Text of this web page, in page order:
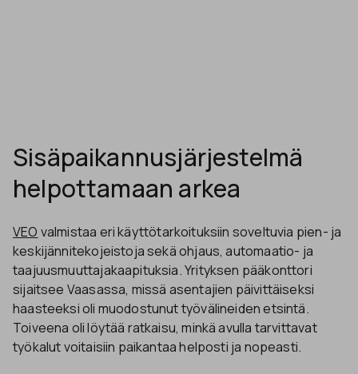
Sisäpaikannusjärjestelmä
helpottamaan arkea
VEO valmistaa eri käyttötarkoituksiin soveltuvia pien- ja
keskijännitekojeistoja sekä ohjaus, automaatio- ja
taajuusmuuttajakaapituksia. Yrityksen pääkonttori
sijaitsee Vaasassa, missä asentajien päivittäiseksi
haasteeksi oli muodostunut työvälineiden etsintä.
Toiveena oli löytää ratkaisu, minkä avulla tarvittavat
työkalut voitaisiin paikantaa helposti ja nopeasti.